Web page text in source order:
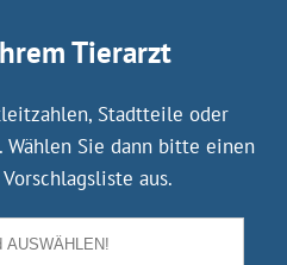
Tierarzt
Stadtteile oder
Wählen Sie dann bitte einen
aus.